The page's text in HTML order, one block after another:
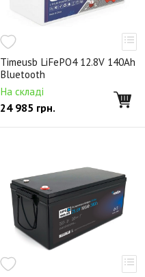
Timeusb LiFePO4 12.8V 140Ah
Bluetooth
На складі
24 985 грн.